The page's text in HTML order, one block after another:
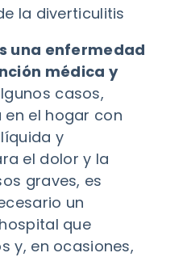
una enfermedad
médica y
casos,
el hogar con
y
el dolor y la
graves, es
un
que
y, en ocasiones,